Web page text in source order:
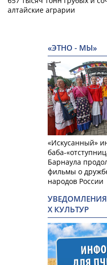
алтайские аграрии
«ЭТНО - МЫ»
«Искусанный»
баба-
Барнаула
фильмы о
народов России
Х КУЛЬТУР